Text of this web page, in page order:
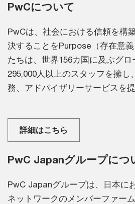
PwCについて
PwCは、社会における信頼を構
決することをPurpose（存在意
たちは、世界156カ国に及ぶグ
295,000人以上のスタッフを擁し
務、アドバイザリーサービスを
詳細はこちら
PwC Japanグループにつ
PwC Japanグループは、日本に
ネットワークのメンバーファー